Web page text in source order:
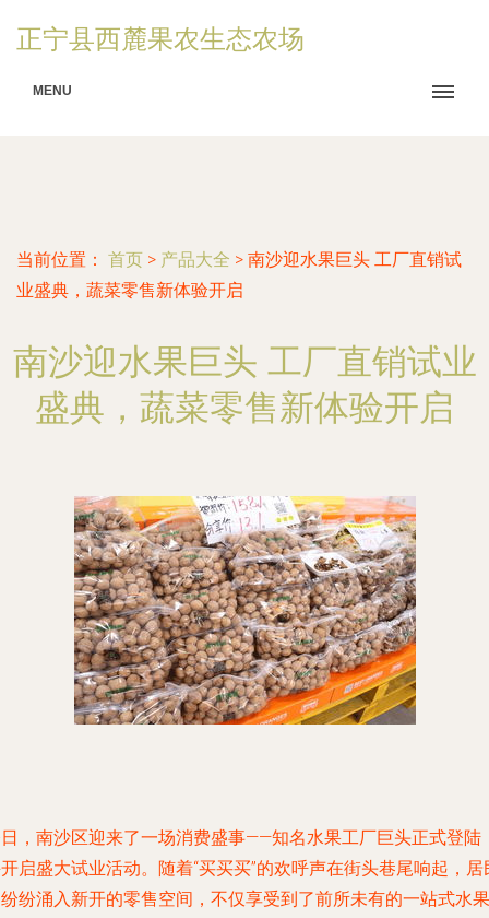
正宁县西麓果农生态农场
MENU
当前位置： 首页 > 产品大全 > 南沙迎水果巨头 工厂直销试
业盛典，蔬菜零售新体验开启
南沙迎水果巨头 工厂直销试业
盛典，蔬菜零售新体验开启
，南沙区迎来了一场消费盛事——知名水果工厂巨头正式登陆
启盛大试业活动。随着“买买买”的欢呼声在街头巷尾响起，居
纷涌入新开的零售空间，不仅享受到了前所未有的一站式水果